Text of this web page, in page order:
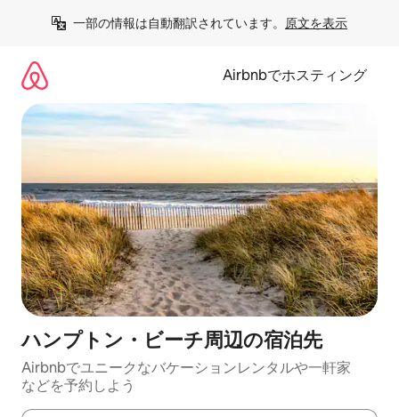
一部の情報は自動翻訳されています。 原文を表示
Airbnbでホスティング
ハンプトン・ビーチ⁠周⁠辺⁠の宿⁠泊⁠先
Airbnbでユニークなバ⁠ケ⁠ー⁠シ⁠ョ⁠ンレ⁠ン⁠タ⁠ルや一⁠軒⁠家
な⁠ど⁠を予⁠約⁠し⁠よ⁠う